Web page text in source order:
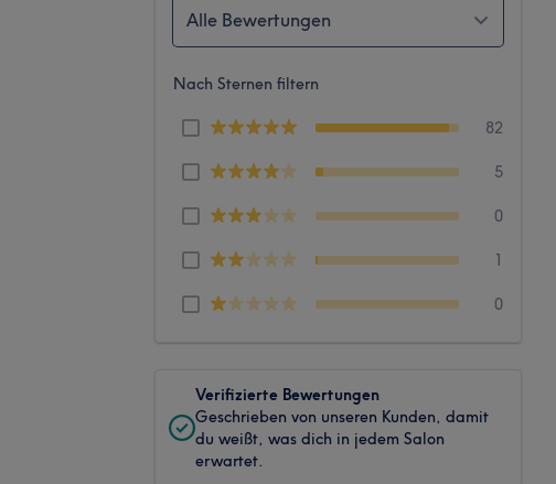
Alle Bewertungen
Nach Sternen filtern
82
5
0
1
0
Verifizierte Bewertungen
Geschrieben von unseren Kunden, damit
du weißt, was dich in jedem Salon
erwartet.